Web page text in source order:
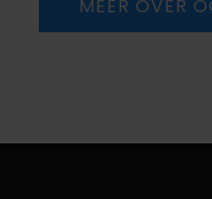
MEER OVER